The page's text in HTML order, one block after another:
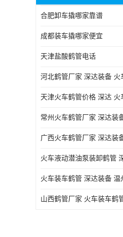
合肥卸车撬哪家靠谱
成都装车撬哪家便宜
天津盐酸鹤管电话